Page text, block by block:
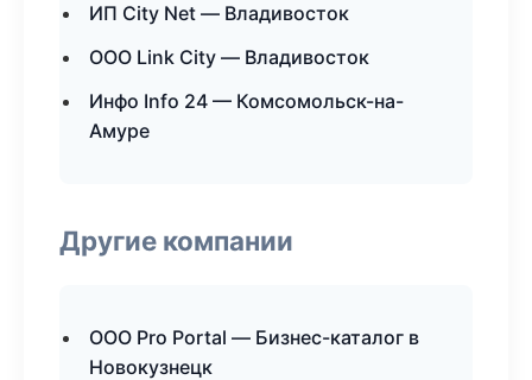
ИП City Net — Владивосток
ООО Link City — Владивосток
Инфо Info 24 — Комсомольск-на-
Амуре
Другие компании
ООО Pro Portal — Бизнес-каталог в
Новокузнецк